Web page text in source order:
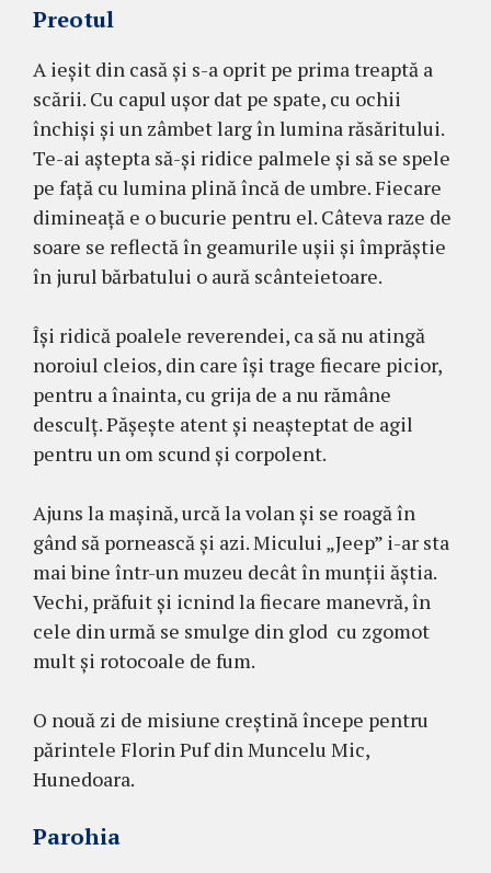
Preotul
A ieşit din casă şi s-a oprit pe prima treaptă a
scării. Cu capul uşor dat pe spate, cu ochii
închişi şi un zâmbet larg în lumina răsăritului.
Te-ai aştepta să-şi ridice palmele şi să se spele
pe faţă cu lumina plină încă de umbre. Fiecare
dimineaţă e o bucurie pentru el. Câteva raze de
soare se reflectă în geamurile uşii şi împrăştie
în jurul bărbatului o aură scânteietoare.
Îşi ridică poalele reverendei, ca să nu atingă
noroiul cleios, din care îşi trage fiecare picior,
pentru a înainta, cu grija de a nu rămâne
desculţ. Păşeşte atent şi neaşteptat de agil
pentru un om scund şi corpolent.
Ajuns la maşină, urcă la volan şi se roagă în
gând să pornească şi azi. Micului „Jeep” i-ar sta
mai bine într-un muzeu decât în munţii ăştia.
Vechi, prăfuit şi icnind la fiecare manevră, în
cele din urmă se smulge din glod cu zgomot
mult şi rotocoale de fum.
O nouă zi de misiune creştină începe pentru
părintele Florin Puf din Muncelu Mic,
Hunedoara.
Parohia